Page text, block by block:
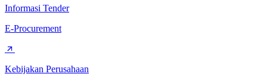
Informasi Tender
E-Procurement
Kebijakan Perusahaan